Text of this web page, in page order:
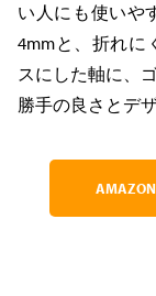
い人にも使いや
4mmと、折れに
スにした軸に、
勝手の良さとデ